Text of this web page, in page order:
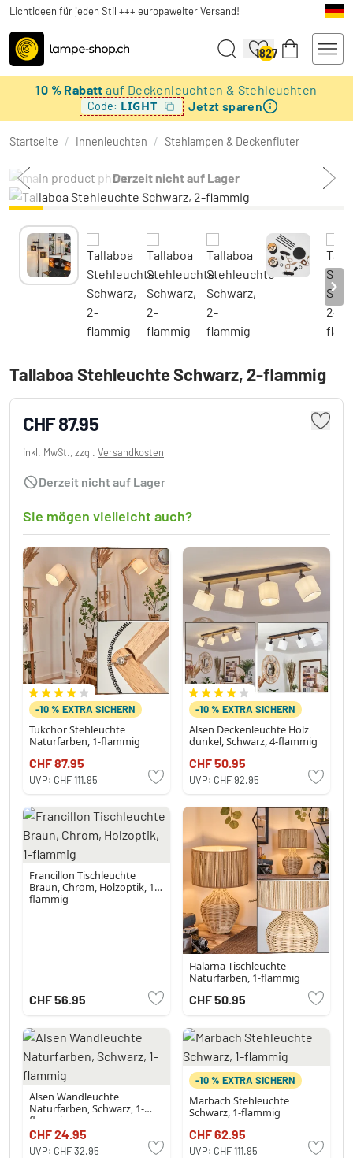
Lichtideen für jeden Stil +++ europaweiter Versand!
1827
10 % Rabattauf Deckenleuchten & Stehleuchten
Code: LIGHT Jetzt sparen
Startseite / Innenleuchten / Stehlampen & Deckenfluter
Derzeit nicht auf Lager
Tallaboa Stehleuchte Schwarz, 2-flammig
CHF 87.95
inkl. MwSt., zzgl. Versandkosten
Derzeit nicht auf Lager
Sie mögen vielleicht auch?
-10 % EXTRA SICHERN
Tukchor Stehleuchte
Naturfarben, 1-flammig
CHF 87.95
UVP:CHF 111.95
-10 % EXTRA SICHERN
Alsen Deckenleuchte Holz
dunkel, Schwarz, 4-flammig
CHF 50.95
UVP:CHF 92.95
Francillon Tischleuchte
Braun, Chrom, Holzoptik, 1-
flammig
CHF 56.95
Halarna Tischleuchte
Naturfarben, 1-flammig
CHF 50.95
Alsen Wandleuchte
Naturfarben, Schwarz, 1-
flammig
CHF 24.95
UVP:CHF 32.95
-10 % EXTRA SICHERN
Marbach Stehleuchte
Schwarz, 1-flammig
CHF 62.95
UVP:CHF 111.95